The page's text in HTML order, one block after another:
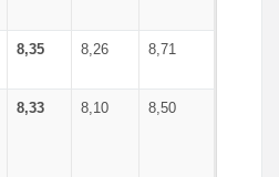
8,35 8,26 8,71
8,33 8,10 8,50